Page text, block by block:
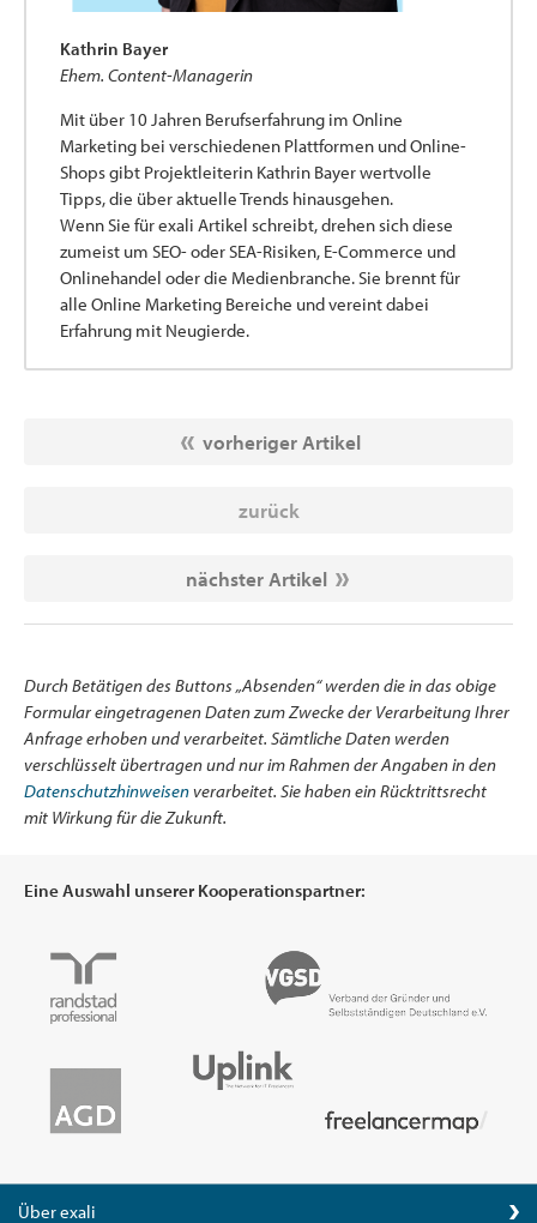
Kathrin Bayer
Ehem. Content-Managerin
Mit über 10 Jahren Berufserfahrung im Online
Marketing bei verschiedenen Plattformen und Online-
Shops gibt Projektleiterin Kathrin Bayer wertvolle
Tipps, die über aktuelle Trends hinausgehen.
Wenn Sie für exali Artikel schreibt, drehen sich diese
zumeist um SEO- oder SEA-Risiken, E-Commerce und
Onlinehandel oder die Medienbranche. Sie brennt für
alle Online Marketing Bereiche und vereint dabei
Erfahrung mit Neugierde.
vorheriger Artikel
zurück
nächster Artikel
Durch Betätigen des Buttons „Absenden“ werden die in das obige
Formular eingetragenen Daten zum Zwecke der Verarbeitung Ihrer
Anfrage erhoben und verarbeitet. Sämtliche Daten werden
verschlüsselt übertragen und nur im Rahmen der Angaben in den
Datenschutzhinweisenverarbeitet. Sie haben ein Rücktrittsrecht
mit Wirkung für die Zukunft.
Eine Auswahl unserer Kooperationspartner:
Über exali